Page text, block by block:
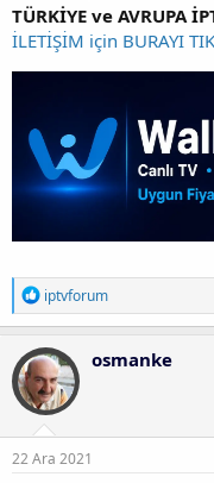
TÜRKİYE ve AVRUPA
İLETİŞİM için BURAYI
T
e
p
k
i
l
e
r
iptvforum
osmanke
22 Ara 2021